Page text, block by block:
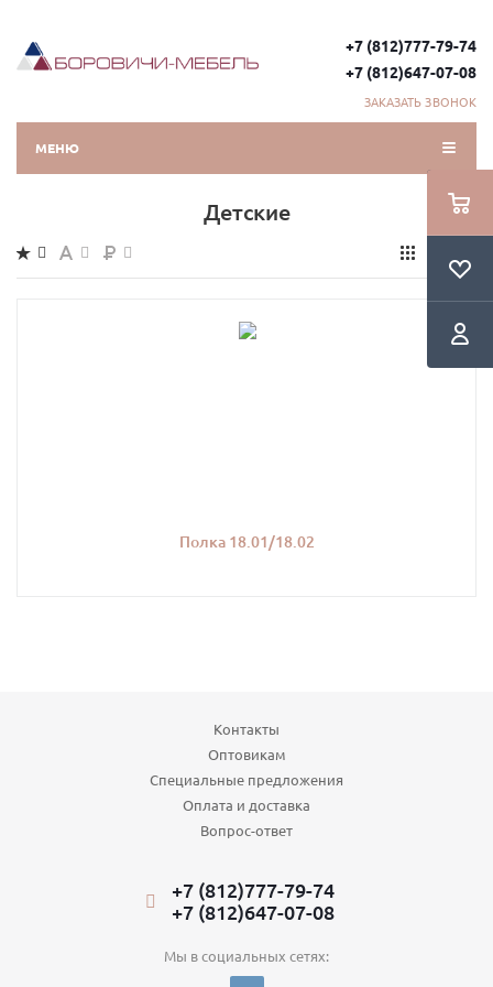
+7 (812)777-79-74
+7 (812)647-07-08
ЗАКАЗАТЬ ЗВОНОК
МЕНЮ
Детские
Полка 18.01/18.02
Контакты
Оптовикам
Специальные предложения
Оплата и доставка
Вопрос-ответ
+7 (812)777-79-74
+7 (812)647-07-08
Мы в социальных сетях: